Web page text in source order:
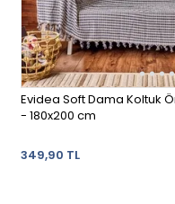
Evidea Soft Dama Koltuk
- 180x200 cm
349,90 TL